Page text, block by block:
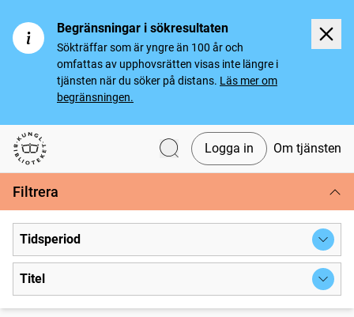
Begränsningar i sökresultaten
Sökträffar som är yngre än 100 år och
omfattas av upphovsrätten visas inte längre i
tjänsten när du söker på distans. Läs mer om
begränsningen.
Svenska tidningar
Logga in Om tjänsten
Filtrera
Tidsperiod
Titel